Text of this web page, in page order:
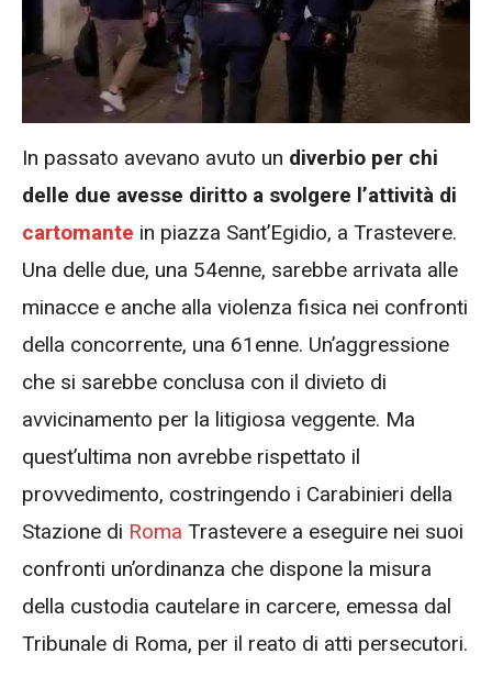
In passato avevano avuto un diverbio per chi
delle due avesse diritto a svolgere l’attività di
cartomante in piazza Sant’Egidio, a Trastevere.
Una delle due, una 54enne, sarebbe arrivata alle
minacce e anche alla violenza fisica nei confronti
della concorrente, una 61enne. Un’aggressione
che si sarebbe conclusa con il divieto di
avvicinamento per la litigiosa veggente. Ma
quest’ultima non avrebbe rispettato il
provvedimento, costringendo i Carabinieri della
Stazione di Roma Trastevere a eseguire nei suoi
confronti un’ordinanza che dispone la misura
della custodia cautelare in carcere, emessa dal
Tribunale di Roma, per il reato di atti persecutori.